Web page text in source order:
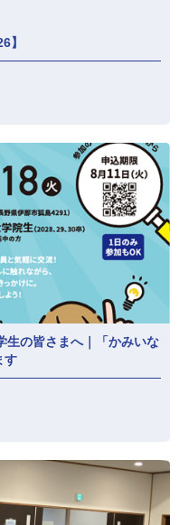
】
生の皆さまへ｜「かみいな
す